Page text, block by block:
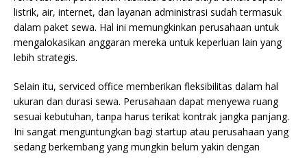
listrik, air, internet, dan layanan administrasi sudah termasuk
dalam paket sewa. Hal ini memungkinkan perusahaan untuk
mengalokasikan anggaran mereka untuk keperluan lain yang
lebih strategis.
Selain itu, serviced office memberikan fleksibilitas dalam hal
ukuran dan durasi sewa. Perusahaan dapat menyewa ruang
sesuai kebutuhan, tanpa harus terikat kontrak jangka panjang.
Ini sangat menguntungkan bagi startup atau perusahaan yang
sedang berkembang yang mungkin belum yakin dengan